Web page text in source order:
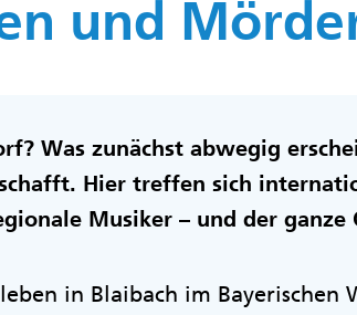
und
Was zunächst abwegig
Hier treffen sich
Musiker – und der
in Blaibach im